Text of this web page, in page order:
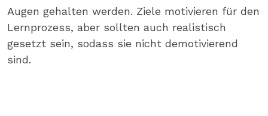
Augen gehalten werden. Ziele motivieren für den
Lernprozess, aber sollten auch realistisch
gesetzt sein, sodass sie nicht demotivierend
sind.